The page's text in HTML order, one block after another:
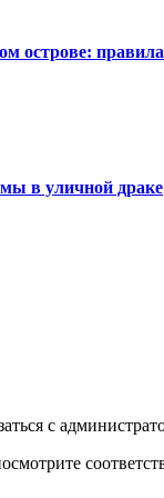
острове:
в уличной драке
с